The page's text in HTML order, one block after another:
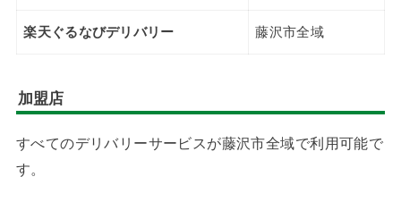
楽天ぐるなびデリバリー 藤沢市全域
加盟店
すべてのデリバリーサービスが藤沢市全域で利用可能で
す。